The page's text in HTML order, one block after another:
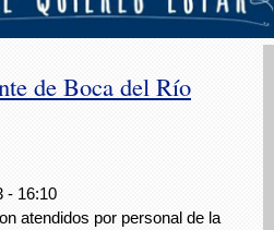
de Boca del Río
- 16:10
atendidos por personal de la